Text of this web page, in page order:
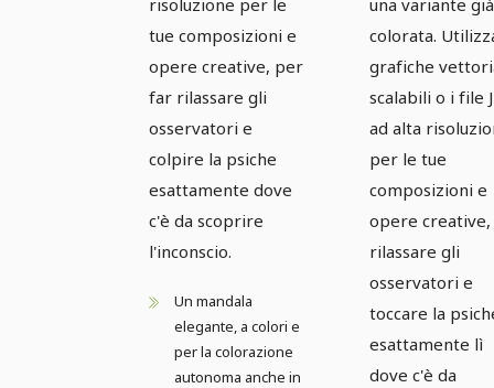
tue composizioni e
opere creative, per
far rilassare gli
osservatori e
colpire la psiche
esattamente dove
c'è da scoprire
l'inconscio.
Un mandala
elegante, a colori e
per la colorazione
autonoma anche in
colorata.
grafiche
scalabili o i file
ad alta
per le tue
composizioni e
opere
rilassare gli
osservatori e
toccare la
esattamente lì
dove c'è da